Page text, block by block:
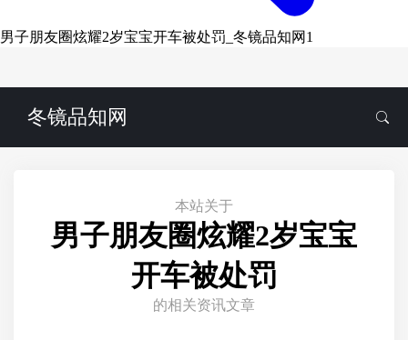
男子朋友圈炫耀2岁宝宝开车被处罚_冬镜品知网1
冬镜品知网
本站关于
男子朋友圈炫耀2岁宝宝
开车被处罚
的相关资讯文章